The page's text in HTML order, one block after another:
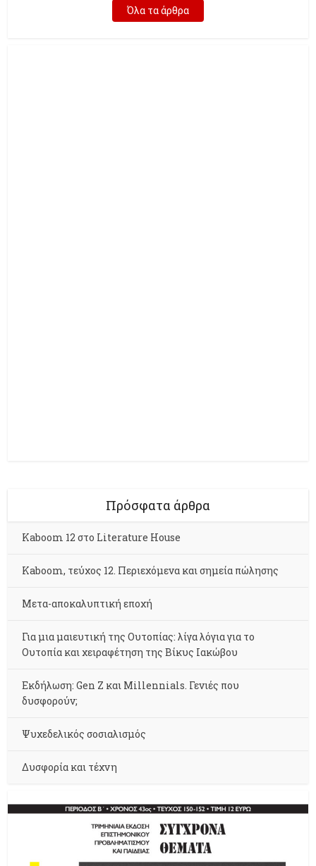
Όλα τα άρθρα
Πρόσφατα άρθρα
Kaboom 12 στο Literature House
Kaboom, τεύχος 12. Περιεχόμενα και σημεία πώλησης
Μετα-αποκαλυπτική εποχή
Για μια μαιευτική της Ουτοπίας: λίγα λόγια για το
Ουτοπία και χειραφέτηση της Βίκυς Ιακώβου
Εκδήλωση: Gen Z και Millennials. Γενιές που
δυσφορούν;
Ψυχεδελικός σοσιαλισμός
Δυσφορία και τέχνη